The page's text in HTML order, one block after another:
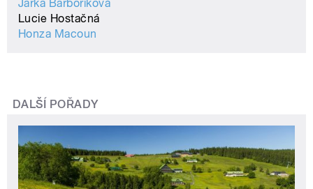
Jarka Barboříková
Lucie Hostačná
Honza Macoun
DALŠÍ POŘADY